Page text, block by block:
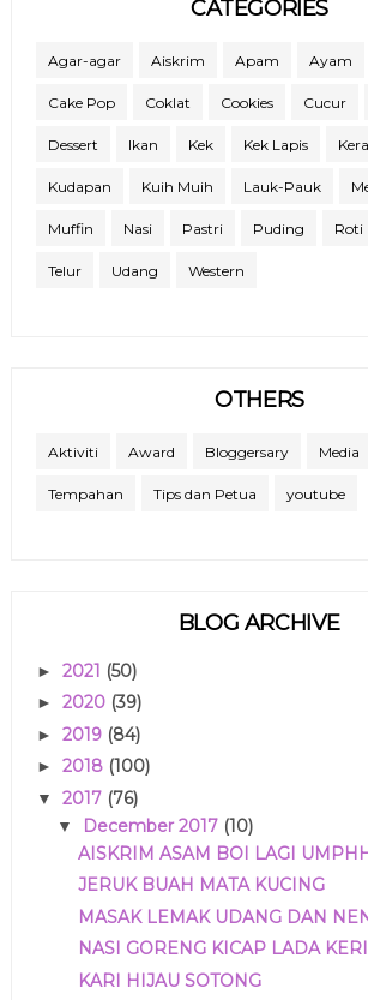
CATEGORIES
Agar-agar Aiskrim Apam Ayam
Cake Pop Coklat Cookies Cucur
Dessert Ikan Kek Kek Lapis
Kudapan Kuih Muih Lauk-Pauk
Muffin Nasi Pastri Puding Roti
Telur Udang Western
OTHERS
Aktiviti Award Bloggersary Media
Tempahan Tips dan Petua youtube
BLOG ARCHIVE
► 2021 (50)
► 2020 (39)
► 2019 (84)
► 2018 (100)
▼ 2017 (76)
▼ December 2017 (10)
AISKRIM ASAM BOI LAGI
JERUK BUAH MATA KUCING
MASAK LEMAK UDANG DAN
NASI GORENG KICAP LADA
KARI HIJAU SOTONG